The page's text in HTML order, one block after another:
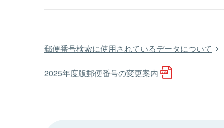
郵便番号検索に使用されているデータについて
2025年度版郵便番号の変更案内